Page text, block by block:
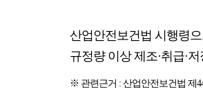
산업안전보건법 시행령
규정량 이상 제조·취급·
※ 관련근거 : 산업안전보건법 제